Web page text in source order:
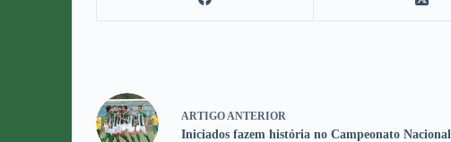
ARTIGO ANTERIOR
Iniciados fazem história no Campeonato Nacional